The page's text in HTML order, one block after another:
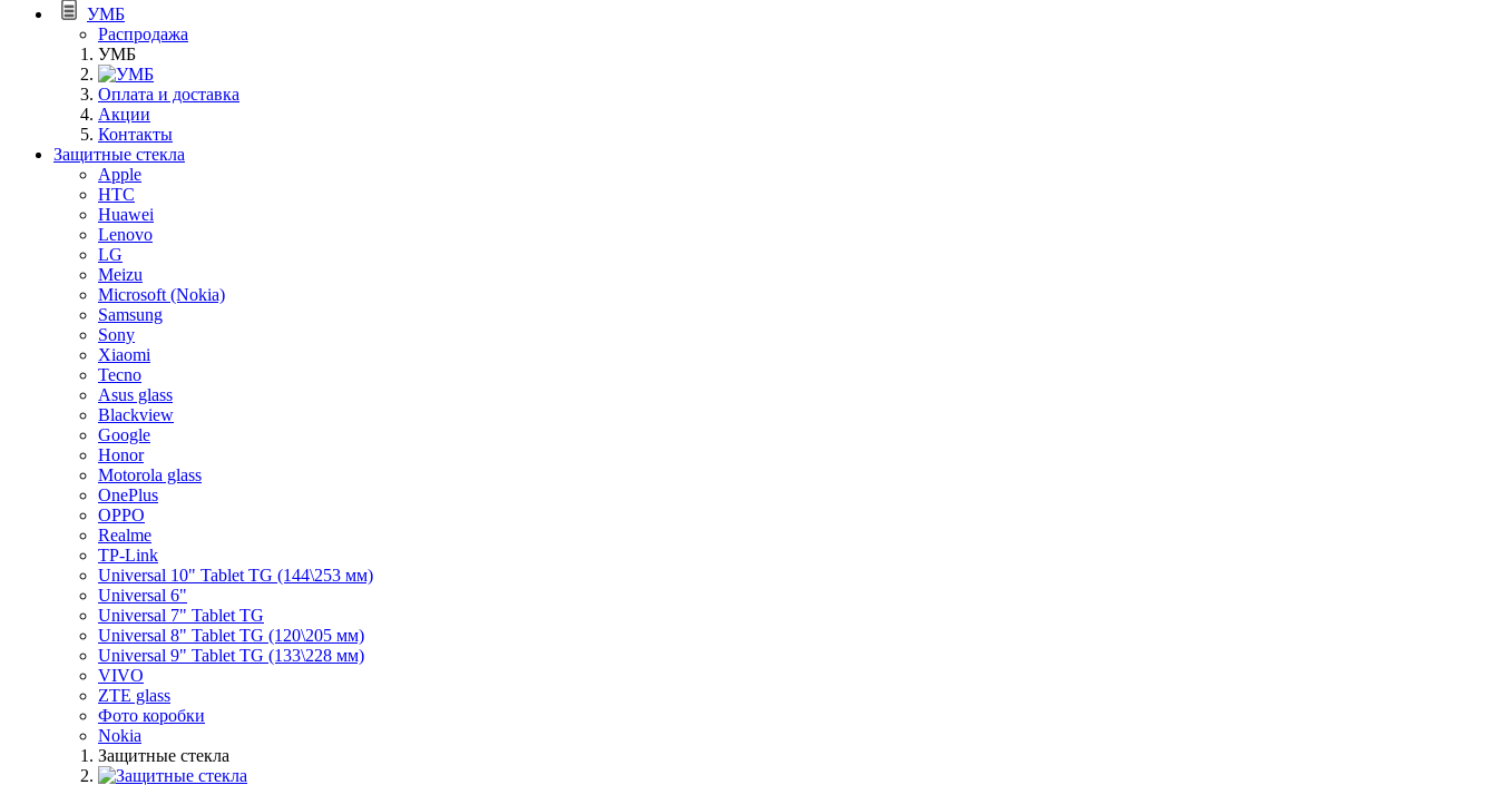
УМБ
Распродажа
УМБ
Оплата и доставка
Акции
Контакты
Защитные стекла
Apple
HTC
Huawei
Lenovo
LG
Meizu
Microsoft (Nokia)
Samsung
Sony
Xiaomi
Tecno
Asus glass
Blackview
Google
Honor
Motorola glass
OnePlus
OPPO
Realme
TP-Link
Universal 10" Tablet TG (144\253 мм)
Universal 6"
Universal 7" Tablet TG
Universal 8" Tablet TG (120\205 мм)
Universal 9" Tablet TG (133\228 мм)
VIVO
ZTE glass
Фото коробки
Nokia
Защитные стекла